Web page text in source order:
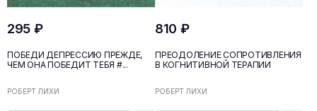
295 ₽
ПОБЕДИ ДЕПРЕССИЮ ПРЕЖДЕ,
ЧЕМ ОНА ПОБЕДИТ ТЕБЯ #...
РОБЕРТ ЛИХИ
810 ₽
ПРЕОДОЛЕНИЕ СОПРОТИВЛЕНИЯ
В КОГНИТИВНОЙ ТЕРАПИИ
РОБЕРТ ЛИХИ